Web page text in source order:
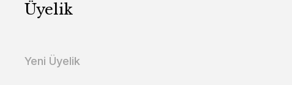
Üyelik
Yeni Üyelik